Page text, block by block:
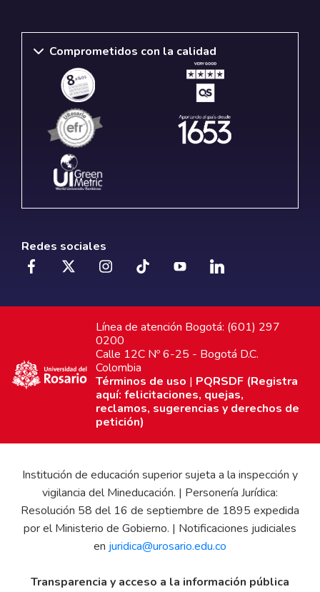
Comprometidos con la calidad
Redes sociales
Línea de atención Bogotá: (601) 297
0200
Calle 12C Nº 6-25 - Bogotá D.C.
Colombia
Términos de uso | PQRSDF (Registra
aquí: felicitaciones, quejas,
reclamos, sugerencias y derechos de
petición)
Institución de educación superior sujeta a la inspección y
vigilancia del Mineducación. | Personería Jurídica:
Resolución 58 del 16 de septiembre de 1895 expedida
por el Ministerio de Gobierno. | Notificaciones judiciales
en juridica@urosario.edu.co
Transparencia y acceso a la información pública